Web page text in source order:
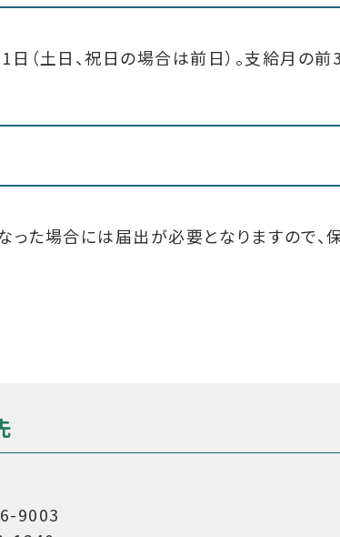
日（土日、祝日の場合は前日）。支給月の
った場合には届出が必要となりますので
9003